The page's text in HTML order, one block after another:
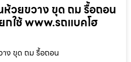
ห้วยขวาง ขุด ถม รื้อถอน
กใช้ www.รถแบคโฮ
ง ขุด ถม รื้อถอน